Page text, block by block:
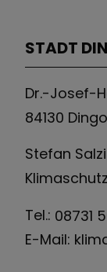
STADT
Dr.-Josef-
84130
Stefan
Tel.: 08731
E-Mail: